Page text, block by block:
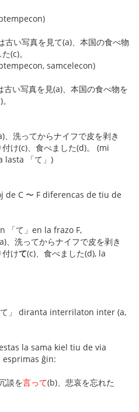
古い写真を見て(a)、本国の食べ物
(c)。
samcelecon)
い写真を見(a)、本国の食べ物を
、洗ってからナイフで皮を剥き
け(c)、食べました(d)。 (mi
lasta 「て」)
C 〜 F diferencas de tiu de
「て」en la frazo F,
、洗ってからナイフで皮を剥き
けて(c)、食べました(d), la
」 diranta interrilaton inter (a,
la sama kiel tiu de via
ĝin:
談を言って(b)、悲哀を忘れた